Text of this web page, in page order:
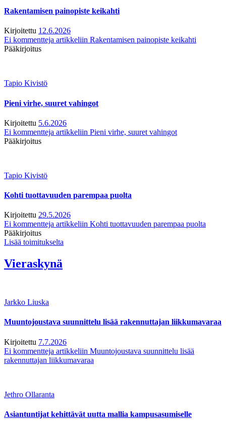
Rakentamisen painopiste keikahti
Kirjoitettu 12.6.2026
Ei kommentteja artikkeliin Rakentamisen painopiste keikahti
Pääkirjoitus
Tapio Kivistö
Pieni virhe, suuret vahingot
Kirjoitettu 5.6.2026
Ei kommentteja artikkeliin Pieni virhe, suuret vahingot
Pääkirjoitus
Tapio Kivistö
Kohti tuottavuuden parempaa puolta
Kirjoitettu 29.5.2026
Ei kommentteja artikkeliin Kohti tuottavuuden parempaa puolta
Pääkirjoitus
Lisää toimitukselta
Vieraskynä
Jarkko Liuska
Muuntojoustava suunnittelu lisää rakennuttajan liikkumavaraa
Kirjoitettu 7.7.2026
Ei kommentteja artikkeliin Muuntojoustava suunnittelu lisää
rakennuttajan liikkumavaraa
Jethro Ollaranta
Asiantuntijat kehittävät uutta mallia kampusasumiselle